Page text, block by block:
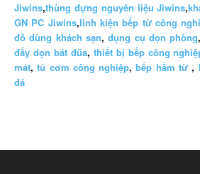
Jiwins,thùng đựng nguyên liệu Jiwins,
GN PC Jiwins,linh kiện bếp từ công
đồ dùng khách sạn,dụng cụ dọn phòng,
đẩy dọn bát đũa, thiết bị bếp công
mát,tủ cơm công nghiệp,bếp hầm từ ,
đá